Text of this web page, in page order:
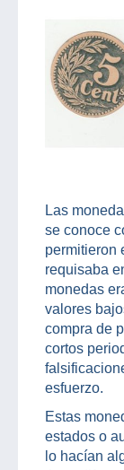
Las
se conoce
permitieron
requisaba
monedas
valores
compra de
cortos
esfuerzo.
Estas
estados o
lo hacían